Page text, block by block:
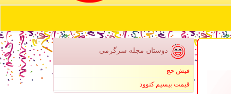
دوستان مجله سرگرمی
فیش حج
قیمت بیسیم کنوود